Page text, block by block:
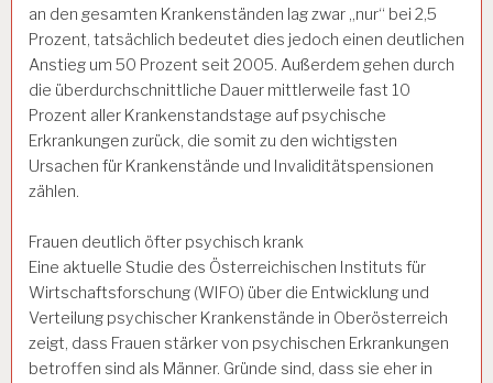
an den gesamten Krankenständen lag zwar „nur“ bei 2,5
Prozent, tatsächlich bedeutet dies jedoch einen deutlichen
Anstieg um 50 Prozent seit 2005. Außerdem gehen durch
die überdurchschnittliche Dauer mittlerweile fast 10
Prozent aller Krankenstandstage auf psychische
Erkrankungen zurück, die somit zu den wichtigsten
Ursachen für Krankenstände und Invaliditätspensionen
zählen.
Frauen deutlich öfter psychisch krank
Eine aktuelle Studie des Österreichischen Instituts für
Wirtschaftsforschung (WIFO) über die Entwicklung und
Verteilung psychischer Krankenstände in Oberösterreich
zeigt, dass Frauen stärker von psychischen Erkrankungen
betroffen sind als Männer. Gründe sind, dass sie eher in